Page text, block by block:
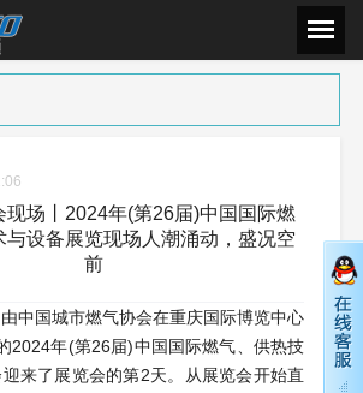
现场丨2024年(第26届)中国国际燃
与设备展览现场人潮涌动，盛况空
前
中国城市燃气协会在重庆国际博览中心
2024年(第26届)中国国际燃气、供热技
来了展览会的第2天。从展览会开始直